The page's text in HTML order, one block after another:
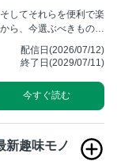
してそれらを便利で楽
ら、今選ぶべきものが
配信日(2026/07/12)
終了日(2029/07/11)
今すぐ読む
新趣味モノ